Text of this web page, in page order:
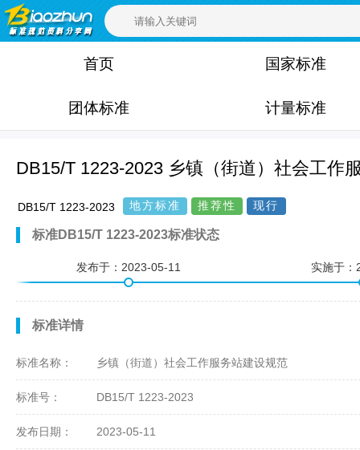
首页 国家标准
团体标准 计量标准
DB15/T 1223-2023 乡镇（街道）社会工作
DB15/T 1223-2023 地方标准 推荐性 现行
标准DB15/T 1223-2023标准状态
发布于： 2023-05-11 实施于：
标准详情
标准名称： 乡镇（街道）社会工作服务站建设规范
标准号： DB15/T 1223-2023
发布日期： 2023-05-11